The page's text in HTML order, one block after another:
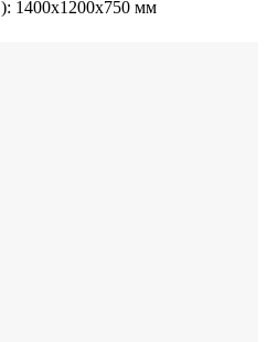
1400x1200x750 мм